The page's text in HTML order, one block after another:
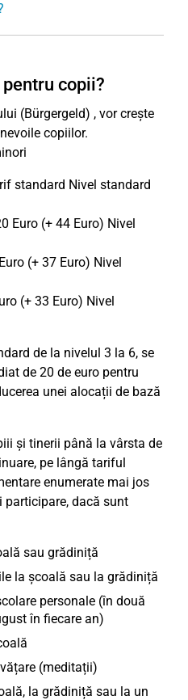
copii?
(Bürgergeld) , vor crește
copiilor.
standard Nivel standard
Euro (+ 44 Euro) Nivel
(+ 37 Euro) Nivel
(+ 33 Euro) Nivel
de la nivelul 3 la 6, se
de 20 de euro pentru
unei alocații de bază
și tinerii până la vârsta de
pe lângă tariful
enumerate mai jos
participare, dacă sunt
sau grădiniță
la școală sau la grădiniță
personale (în două
în fiecare an)
(meditații)
la grădiniță sau la un